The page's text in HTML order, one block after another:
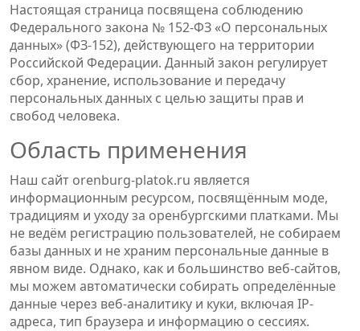
Настоящая страница посвящена соблюдению
Федерального закона № 152-ФЗ «О персональных
данных» (ФЗ-152), действующего на территории
Российской Федерации. Данный закон регулирует
сбор, хранение, использование и передачу
персональных данных с целью защиты прав и
свобод человека.
Область применения
Наш сайт orenburg-platok.ru является
информационным ресурсом, посвящённым моде,
традициям и уходу за оренбургскими платками. Мы
не ведём регистрацию пользователей, не собираем
базы данных и не храним персональные данные в
явном виде. Однако, как и большинство веб-сайтов,
мы можем автоматически собирать определённые
данные через веб-аналитику и куки, включая IP-
адреса, тип браузера и информацию о сессиях.